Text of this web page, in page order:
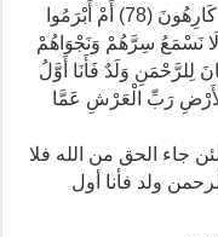
{ لَقَدْ جِئْنَاكُمْ بِالْحَقِّ وَلَكِنَّ أَكْثَرَكُمْ لِلْحَقِّ كَارِهُونَ (78) أَمْ أَبْرَمُوا
يَحْسَبُونَ أَنَّا لَا نَسْمَعُ سِرَّهُمْ وَنَجْوَاهُمْ
(80) قُلْ إِنْ كَانَ لِلرَّحْمَنِ وَلَدٌ فَأَنَا أَوَّلُ
وَالْأَرْضِ رَبِّ الْعَرْشِ عَمَّا
جاء الحق من الله فلا
ولد فأنا أول